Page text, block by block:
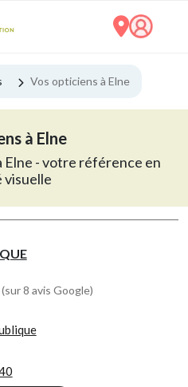
Vos opticiens à Elne
à Elne
Elne - votre référence en
visuelle
(sur 8 avis Google)